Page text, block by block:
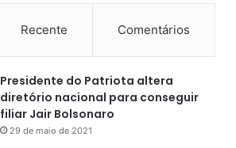
Recente Comentários
Presidente do Patriota altera
diretório nacional para conseguir
filiar Jair Bolsonaro
29 de maio de 2021